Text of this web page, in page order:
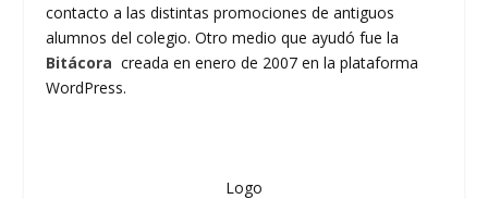
contacto a las distintas promociones de antiguos
alumnos del colegio. Otro medio que ayudó fue la
Bitácora creada en enero de 2007 en la plataforma
WordPress.
Logo